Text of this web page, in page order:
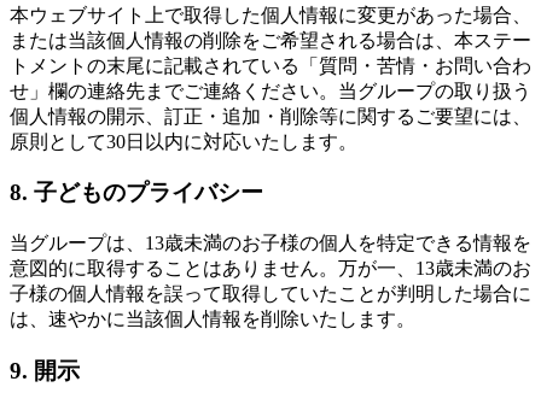
本ウェブサイト上で取得した個人情報に変更があった場合、
または当該個人情報の削除をご希望される場合は、本ステー
トメントの末尾に記載されている「質問・苦情・お問い合わ
せ」欄の連絡先までご連絡ください。当グループの取り扱う
個人情報の開示、訂正・追加・削除等に関するご要望には、
原則として30日以内に対応いたします。
8. 子どものプライバシー
当グループは、13歳未満のお子様の個人を特定できる情報を
意図的に取得することはありません。万が一、13歳未満のお
子様の個人情報を誤って取得していたことが判明した場合に
は、速やかに当該個人情報を削除いたします。
9. 開示